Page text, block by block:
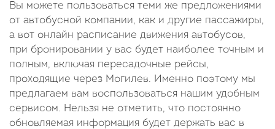
Вы можете пользоваться теми же предложениями
от автобусной компании, как и другие пассажиры,
а вот онлайн расписание движения автобусов,
при бронировании у вас будет наиболее точным и
полным, включая пересадочные рейсы,
проходящие через Могилев. Именно поэтому мы
предлагаем вам воспользоваться нашим удобным
сервисом. Нельзя не отметить, что постоянно
обновляемая информация будет держать вас в